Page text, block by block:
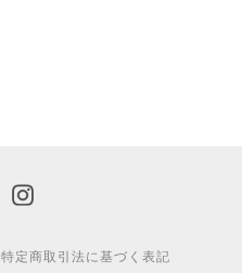
特定商取引法に基づく表記